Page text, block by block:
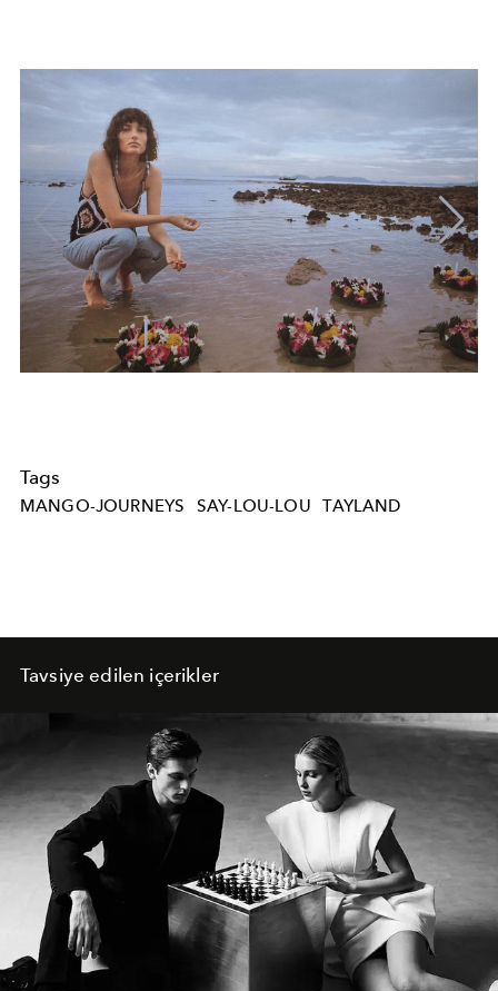
Tags
MANGO-JOURNEYS SAY-LOU-LOU TAYLAND
Tavsiye edilen içerikler